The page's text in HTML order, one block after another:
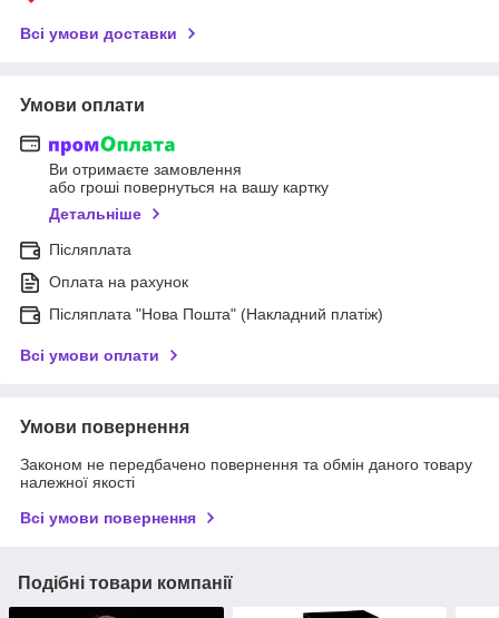
Всі умови доставки
Умови оплати
Ви отримаєте замовлення
або гроші повернуться на вашу картку
Детальніше
Післяплата
Оплата на рахунок
Післяплата "Нова Пошта" (Накладний платіж)
Всі умови оплати
Умови повернення
Законом не передбачено повернення та обмін даного товару
належної якості
Всі умови повернення
Подібні товари компанії